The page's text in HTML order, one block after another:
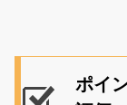
ポイ